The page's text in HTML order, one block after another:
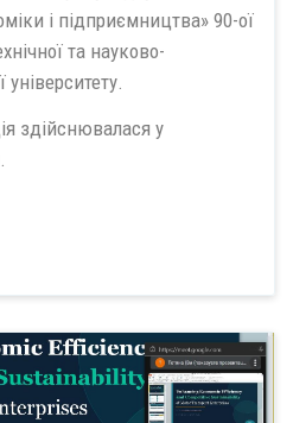
і підприємництва» 90-ої
та науково-
здійснювалася у